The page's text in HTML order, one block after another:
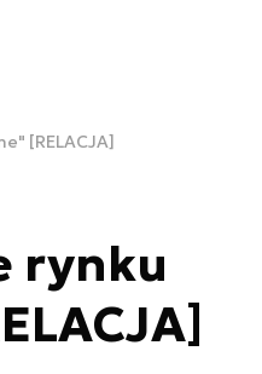
[RELACJA]
rynku